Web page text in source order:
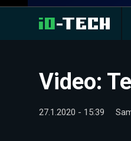
Video:
27.1.2020 - 15:39